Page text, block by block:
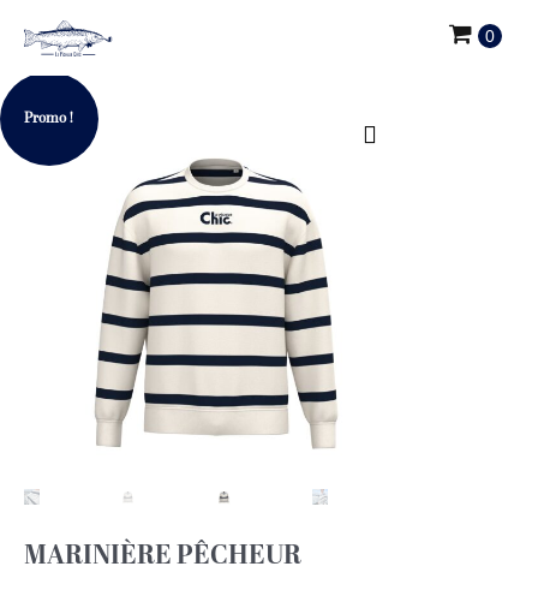
0
Promo !
MARINIÈRE PÊCHEUR